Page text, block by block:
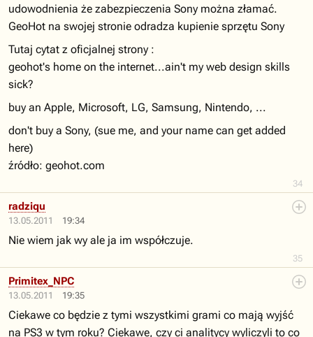
34
udowodnienia że zabezpieczenia Sony można złamać.
GeoHot na swojej stronie odradza kupienie sprzętu Sony
Tutaj cytat z oficjalnej strony :
geohot's home on the internet...ain't my web design skills
sick?
buy an Apple, Microsoft, LG, Samsung, Nintendo, ...
don't buy a Sony, (sue me, and your name can get added
here)
źródło: geohot.com
13.05.2011 19:34
35
radziqu
Nie wiem jak wy ale ja im współczuje.
13.05.2011 19:35
Primitex_NPC
Ciekawe co będzie z tymi wszystkimi grami co mają wyjść
na PS3 w tym roku? Ciekawe, czy ci analitycy wyliczyli to co